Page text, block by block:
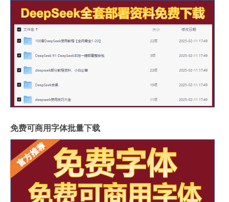
免费可商用字体批量下载